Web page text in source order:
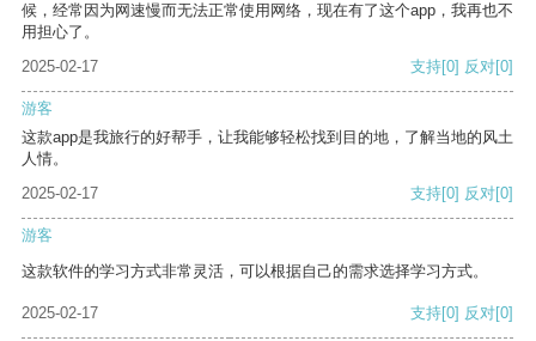
候，经常因为网速慢而无法正常使用网络，现在有了这个app，我再也不
用担心了。
2025-02-17
支持[0] 反对[0]
游客
这款app是我旅行的好帮手，让我能够轻松找到目的地，了解当地的风土
人情。
2025-02-17
支持[0] 反对[0]
游客
这款软件的学习方式非常灵活，可以根据自己的需求选择学习方式。
2025-02-17 支持[0] 反对[0]